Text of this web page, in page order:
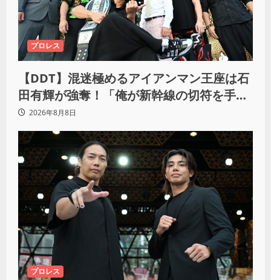
プロレス
【DDT】混迷極めるアイアンマン王座は石
田有輝が強奪！「俺が新幹線の切符を手に
入れるからな！逃げ切るぞ」
2026年8月8日
プロレス